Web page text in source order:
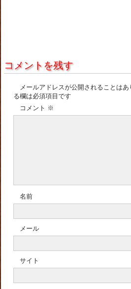
コメントを残す
メールアドレスが公開されることはあ
る欄は必須項目です
コメント ※
名前
メール
サイト